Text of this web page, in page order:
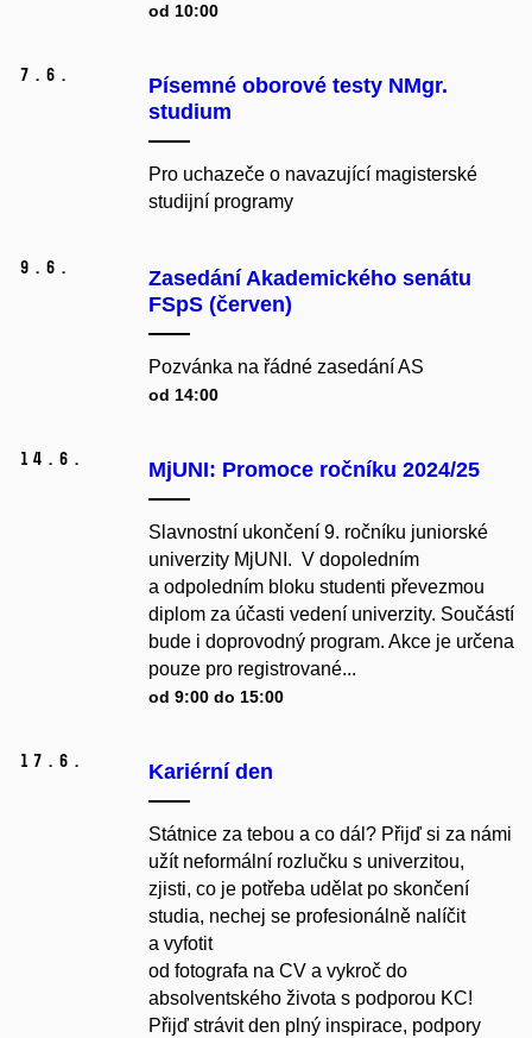
od 10:00
7. 6.
Písemné oborové testy NMgr.
studium
Pro uchazeče o navazující magisterské
studijní programy
9. 6.
Zasedání Akademického senátu
FSpS (červen)
Pozvánka na řádné zasedání AS
od 14:00
14. 6. MjUNI: Promoce ročníku 2024/25
Slavnostní ukončení 9. ročníku juniorské
univerzity MjUNI. V dopoledním
a odpoledním bloku studenti převezmou
diplom za účasti vedení univerzity. Součástí
bude i doprovodný program. Akce je určena
pouze pro registrované...
od 9:00 do 15:00
17. 6. Kariérní den
Státnice za tebou a co dál? Přijď si za námi
užít neformální rozlučku s univerzitou,
zjisti, co je potřeba udělat po skončení
studia, nechej se profesionálně nalíčit
a vyfotit
od fotografa na CV a vykroč do
absolventského života s podporou KC!
Přijď strávit den plný inspirace, podpory